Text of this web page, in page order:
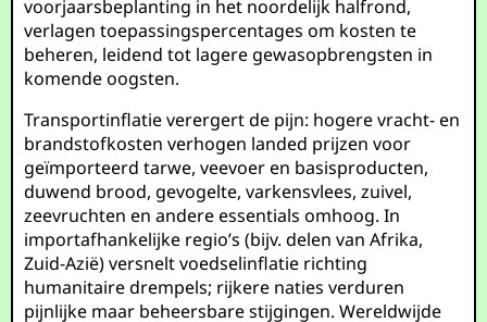
voorjaarsbeplanting in het noordelijk halfrond,
verlagen toepassingspercentages om kosten te
beheren, leidend tot lagere gewasopbrengsten in
komende oogsten.
Transportinflatie verergert de pijn: hogere vracht- en
brandstofkosten verhogen landed prijzen voor
geïmporteerd tarwe, veevoer en basisproducten,
duwend brood, gevogelte, varkensvlees, zuivel,
zeevruchten en andere essentials omhoog. In
importafhankelijke regio’s (bijv. delen van Afrika,
Zuid-Azië) versnelt voedselinflatie richting
humanitaire drempels; rijkere naties verduren
pijnlijke maar beheersbare stijgingen. Wereldwijde